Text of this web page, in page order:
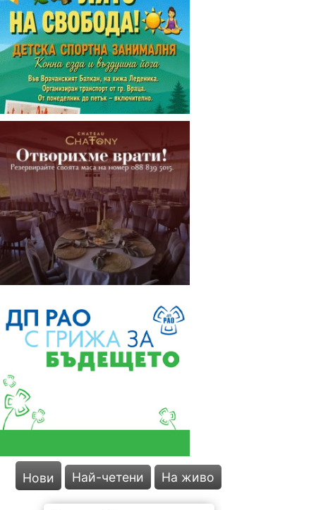
Нови Най-четени На живо